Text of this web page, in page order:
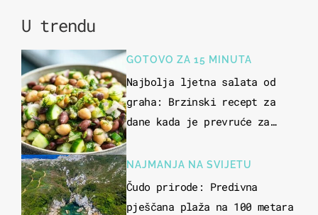
U trendu
GOTOVO ZA 15 MINUTA
Najbolja ljetna salata od
graha: Brzinski recept za
dane kada je prevruće za
NAJMANJA NA SVIJETU
Čudo prirode: Predivna
pješčana plaža na 100 metara